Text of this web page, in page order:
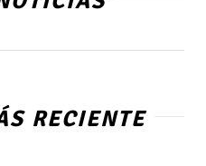
RECIENTE